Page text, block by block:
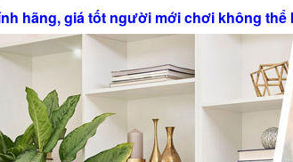
hãng, giá tốt người mới chơi không thể